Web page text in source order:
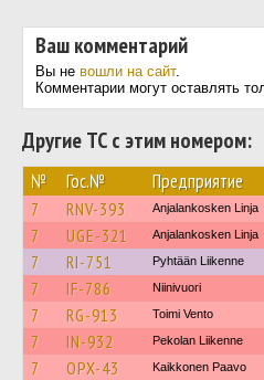
Ваш комментарий
Вы не вошли на сайт.
Комментарии могут оставлять
Другие ТС с этим номером:
№ Гос.№ Предприятие
7 RNV-393 Anjalankosken Linja
7 UGE-321 Anjalankosken Linja
7 RI-751 Pyhtään Liikenne
7 IF-786 Niinivuori
7 RG-913 Toimi Vento
7 IN-932 Pekolan Liikenne
7 OPX-43 Kaikkonen Paavo